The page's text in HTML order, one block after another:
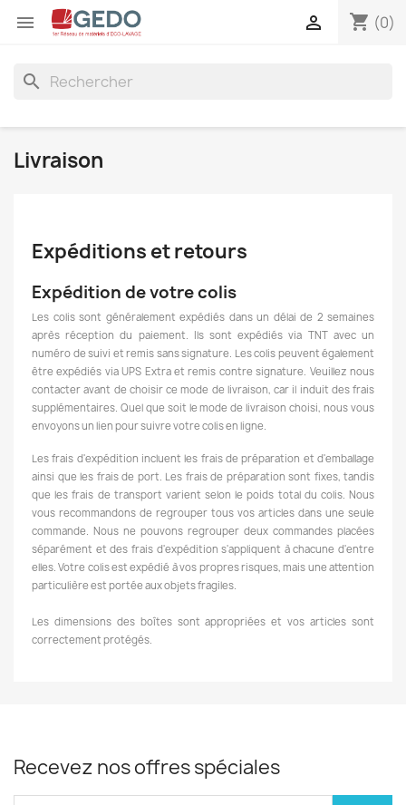
 shopping_cart (0)

search
Livraison
Expéditions et retours
Expédition de votre colis
Les colis sont généralement expédiés dans un délai de 2 semaines
après réception du paiement. Ils sont expédiés via TNT avec un
numéro de suivi et remis sans signature. Les colis peuvent également
être expédiés via UPS Extra et remis contre signature. Veuillez nous
contacter avant de choisir ce mode de livraison, car il induit des frais
supplémentaires. Quel que soit le mode de livraison choisi, nous vous
envoyons un lien pour suivre votre colis en ligne.
Les frais d'expédition incluent les frais de préparation et d'emballage
ainsi que les frais de port. Les frais de préparation sont fixes, tandis
que les frais de transport varient selon le poids total du colis. Nous
vous recommandons de regrouper tous vos articles dans une seule
commande. Nous ne pouvons regrouper deux commandes placées
séparément et des frais d'expédition s'appliquent à chacune d'entre
elles. Votre colis est expédié à vos propres risques, mais une attention
particulière est portée aux objets fragiles.
Les dimensions des boîtes sont appropriées et vos articles sont
correctement protégés.
Recevez nos offres spéciales